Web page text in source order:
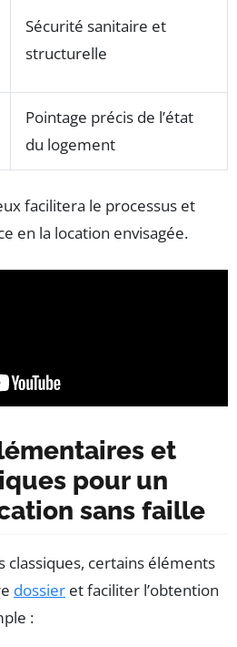
Sécurité sanitaire et
structurelle
Pointage précis de l’état
du logement
facilitera le processus et
en la location envisagée.
et
pour un
sans faille
classiques, certains éléments
dossier et faciliter l’obtention
: